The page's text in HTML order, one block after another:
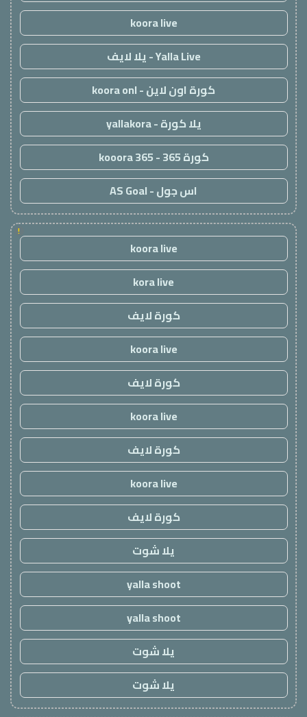
koora live
Yalla Live - يلا لايف
كورة اون لاين - koora onl
يلا كورة - yallakora
كورة 365 - kooora 365
اس جول - AS Goal
!
koora live
kora live
كورة لايف
koora live
كورة لايف
koora live
كورة لايف
koora live
كورة لايف
يلا شوت
yalla shoot
yalla shoot
يلا شوت
يلا شوت